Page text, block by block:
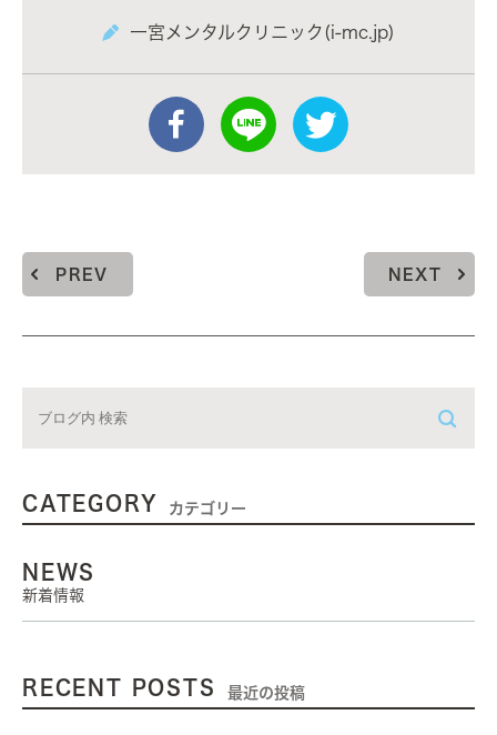
一宮メンタルクリニック(i-mc.jp)
PREV NEXT
CATEGORY カテゴリー
NEWS
新着情報
RECENT POSTS 最近の投稿